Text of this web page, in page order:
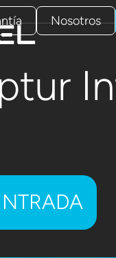
Nosotros